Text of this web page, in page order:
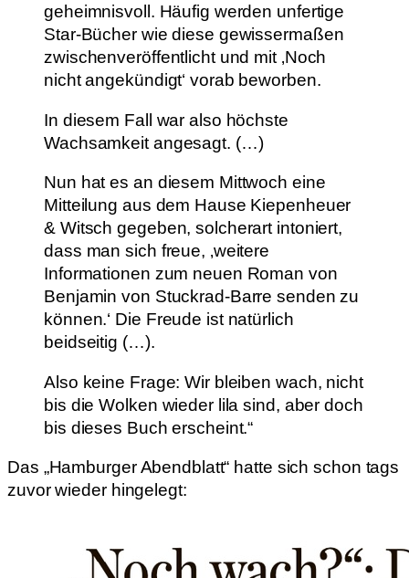
geheimnisvoll. Häufig werden unfertige
Star-Bücher wie diese gewissermaßen
zwischenveröffentlicht und mit ‚Noch
nicht angekündigt‘ vorab beworben.
In diesem Fall war also höchste
Wachsamkeit angesagt. (…)
Nun hat es an diesem Mittwoch eine
Mitteilung aus dem Hause Kiepenheuer
& Witsch gegeben, solcherart intoniert,
dass man sich freue, ‚weitere
Informationen zum neuen Roman von
Benjamin von Stuckrad-Barre senden zu
können.‘ Die Freude ist natürlich
beidseitig (…).
Also keine Frage: Wir bleiben wach, nicht
bis die Wolken wieder lila sind, aber doch
bis dieses Buch erscheint.“
Das „Hamburger Abendblatt“ hatte sich schon tags
zuvor wieder hingelegt: